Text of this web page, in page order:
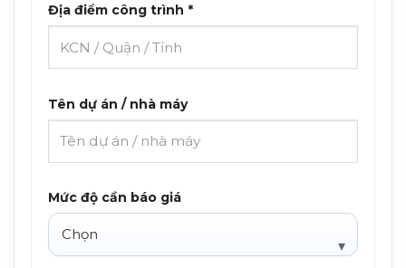
Địa điểm công trình *
Tên dự án / nhà máy
Mức độ cần báo giá